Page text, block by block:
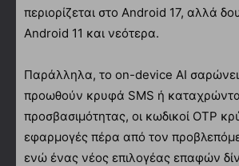
περιορίζεται στο Android 17, αλλά
Android 11 και νεότερα.
Παράλληλα, το on-device AI σαρώνει
προωθούν κρυφά SMS ή
προσβασιμότητας, οι κωδικοί OTP
εφαρμογές πέρα από τον
ενώ ένας νέος επιλογέας επαφών